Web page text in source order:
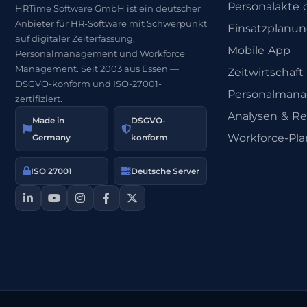
HRTime Software GmbH ist ein deutscher
Anbieter für HR-Software mit Schwerpunkt
auf digitaler Zeiterfassung,
Personalmanagement und Workforce
Management. Seit 2003 aus Essen —
DSGVO-konform und ISO-27001-
zertifiziert.
Made in
Germany
DSGVO-
konform
ISO 27001 Deutsche Server
Personalakte
Mobile App
Zeitwirtschaft
Analysen &
Workforce-